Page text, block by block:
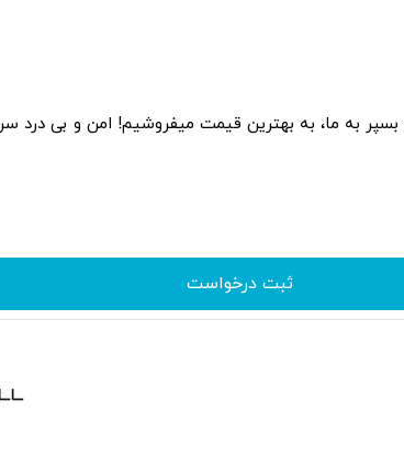
به ما، به بهترین قیمت میفروشیم! امن و بی درد سر
ثبت درخواست